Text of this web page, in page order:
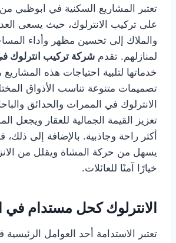
تعتبر المشاريع السكنية في ابوظبي من
على تركيب الانترلوك، حيث يسعى
والملاك إلى تحسين مظهر وأداء
لمنازلهم. تقدم شركة تركيب انترلوك
خدماتها لتلبية احتياجات هذه
تصميمات متنوعة تناسب الأذواق
الانترلوك في الممرات والحدائق
تعزيز القيمة الجمالية للعقار ويجعل
أكثر راحة وجاذبية. بالإضافة إلى ذلك،
يسهل من حركة المشاة ويقلل من
خيارًا آمنًا للعائلات.
الانترلوك كحل مستدام في
تعتبر الاستدامة أحد العوامل